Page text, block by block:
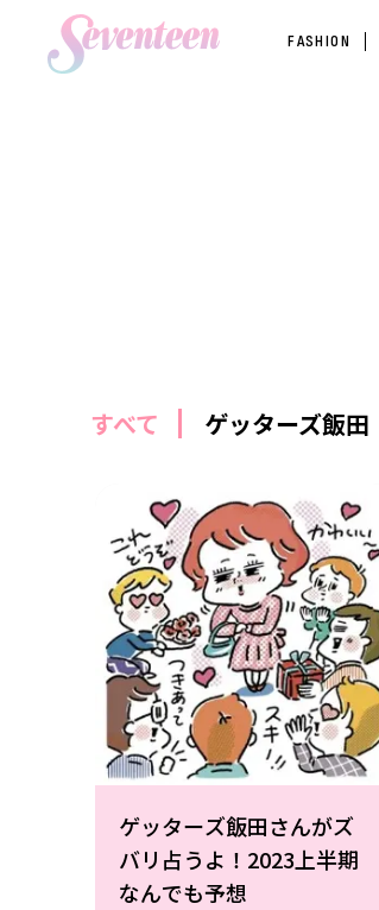
FASHION
すべて ゲッターズ飯田
ゲッターズ飯田さんがズ
バリ占うよ！2023上半期
なんでも予想